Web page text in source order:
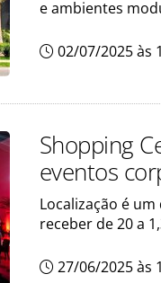
e ambientes
02/07/2025 às
Shopping
eventos
Localização é
receber de 20 a
27/06/2025 às